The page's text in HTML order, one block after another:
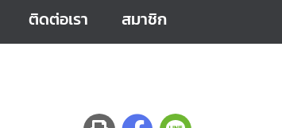
ติดต่อเรา สมาชิก